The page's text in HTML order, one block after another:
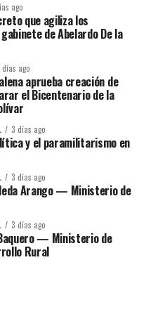
ago
que agiliza los
de Abelardo De la
días ago
aprueba creación de
el Bicentenario de la
3 días ago
y el paramilitarismo en
3 días ago
Arango — Ministerio de
3 días ago
— Ministerio de
Rural